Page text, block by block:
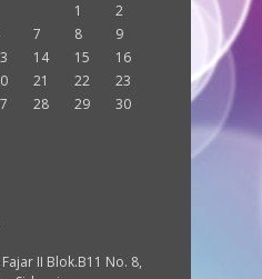
1
2
7 8
9
14 15
16
21 22
23
28 29
30
II Blok.B11 No. 8,